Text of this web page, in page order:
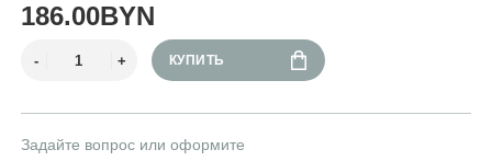
186.00BYN
КУПИТЬ
Задайте вопрос или оформите